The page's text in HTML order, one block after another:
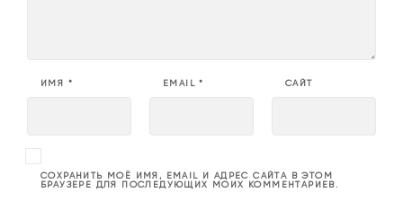
ИМЯ * EMAIL* САЙТ
СОХРАНИТЬ МОЁ ИМЯ, EMAIL И АДРЕС САЙТА В ЭТОМ
БРАУЗЕРЕ ДЛЯ ПОСЛЕДУЮЩИХ МОИХ КОММЕНТАРИЕВ.